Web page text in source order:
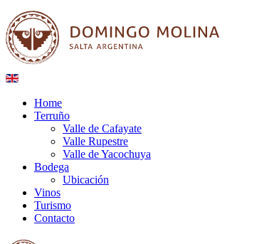
Home
Terruño
Valle de Cafayate
Valle Rupestre
Valle de Yacochuya
Bodega
Ubicación
Vinos
Turismo
Contacto